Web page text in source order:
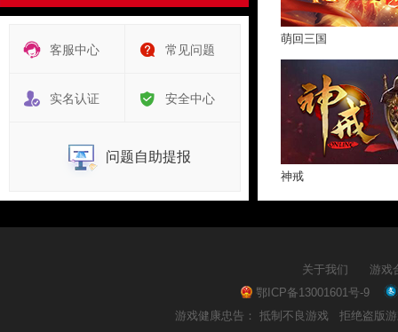
客服中心 常见问题
实名认证 安全中心
问题自助提报
萌回三国
神戒
关于我们
游戏
鄂ICP备13001601号-9
游戏健康忠告：
抵制不良游戏 拒绝盗版